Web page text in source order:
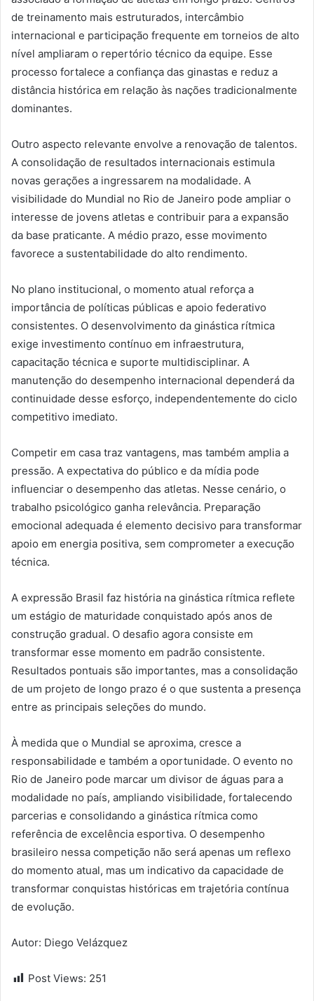
de treinamento mais estruturados, intercâmbio
internacional e participação frequente em torneios de alto
nível ampliaram o repertório técnico da equipe. Esse
processo fortalece a confiança das ginastas e reduz a
distância histórica em relação às nações tradicionalmente
dominantes.
Outro aspecto relevante envolve a renovação de talentos.
A consolidação de resultados internacionais estimula
novas gerações a ingressarem na modalidade. A
visibilidade do Mundial no Rio de Janeiro pode ampliar o
interesse de jovens atletas e contribuir para a expansão
da base praticante. A médio prazo, esse movimento
favorece a sustentabilidade do alto rendimento.
No plano institucional, o momento atual reforça a
importância de políticas públicas e apoio federativo
consistentes. O desenvolvimento da ginástica rítmica
exige investimento contínuo em infraestrutura,
capacitação técnica e suporte multidisciplinar. A
manutenção do desempenho internacional dependerá da
continuidade desse esforço, independentemente do ciclo
competitivo imediato.
Competir em casa traz vantagens, mas também amplia a
pressão. A expectativa do público e da mídia pode
influenciar o desempenho das atletas. Nesse cenário, o
trabalho psicológico ganha relevância. Preparação
emocional adequada é elemento decisivo para transformar
apoio em energia positiva, sem comprometer a execução
técnica.
A expressão Brasil faz história na ginástica rítmica reflete
um estágio de maturidade conquistado após anos de
construção gradual. O desafio agora consiste em
transformar esse momento em padrão consistente.
Resultados pontuais são importantes, mas a consolidação
de um projeto de longo prazo é o que sustenta a presença
entre as principais seleções do mundo.
À medida que o Mundial se aproxima, cresce a
responsabilidade e também a oportunidade. O evento no
Rio de Janeiro pode marcar um divisor de águas para a
modalidade no país, ampliando visibilidade, fortalecendo
parcerias e consolidando a ginástica rítmica como
referência de excelência esportiva. O desempenho
brasileiro nessa competição não será apenas um reflexo
do momento atual, mas um indicativo da capacidade de
transformar conquistas históricas em trajetória contínua
de evolução.
Autor: Diego Velázquez
Post Views: 251